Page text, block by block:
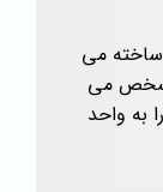
می
می
به واحد